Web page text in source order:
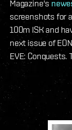
Magazine's
screenshots for
100m ISK and
next issue of
EVE: